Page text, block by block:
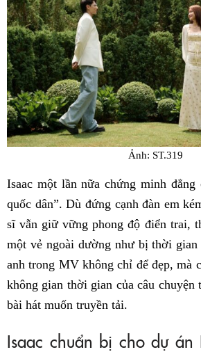
Ảnh: ST.319
Isaac một lần nữa chứng minh đẳng
quốc dân”. Dù đứng cạnh đàn em
sĩ vẫn giữ vững phong độ điển trai,
một vẻ ngoài dường như bị thời gian
anh trong MV không chỉ để đẹp, mà
không gian thời gian của câu chuyện
bài hát muốn truyền tải.
Isaac chuẩn bị cho dự án